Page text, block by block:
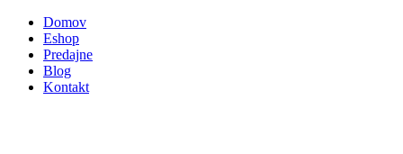
Domov
Eshop
Predajne
Blog
Kontakt